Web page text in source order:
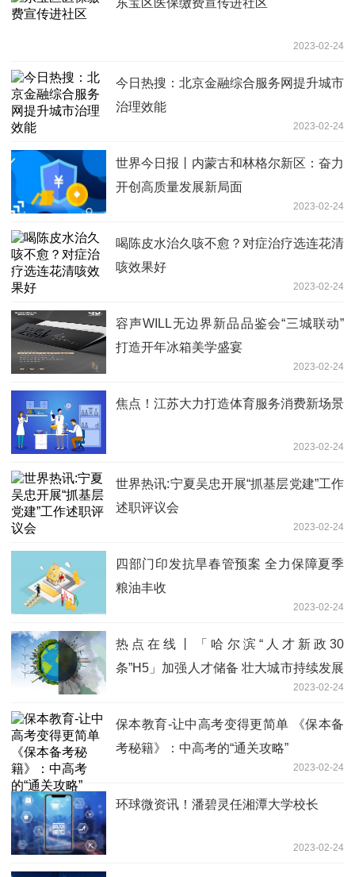
东宝区医保缴费宣传进社区
2023-02-24
今日热搜：北京金融综合服务网提升城市
治理效能
2023-02-24
世界今日报丨内蒙古和林格尔新区：奋力
开创高质量发展新局面
2023-02-24
喝陈皮水治久咳不愈？对症治疗选连花清
咳效果好
2023-02-24
容声WILL无边界新品品鉴会“三城联动”
打造开年冰箱美学盛宴
2023-02-24
焦点！江苏大力打造体育服务消费新场景
2023-02-24
世界热讯:宁夏吴忠开展“抓基层党建”工作
述职评议会
2023-02-24
四部门印发抗旱春管预案 全力保障夏季
粮油丰收
2023-02-24
热点在线丨「哈尔滨“人才新政30
条”H5」加强人才储备 壮大城市持续发展
2023-02-24
保本教育-让中高考变得更简单 《保本备
考秘籍》：中高考的“通关攻略”
2023-02-24
环球微资讯！潘碧灵任湘潭大学校长
2023-02-24